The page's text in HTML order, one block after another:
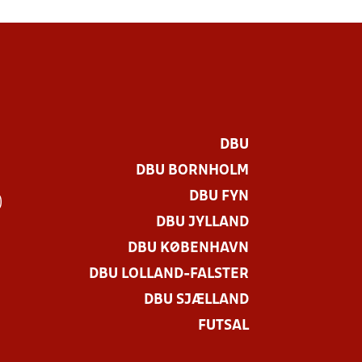
DBU
DBU BORNHOLM
DBU FYN
DBU JYLLAND
DBU KØBENHAVN
DBU LOLLAND-FALSTER
DBU SJÆLLAND
FUTSAL